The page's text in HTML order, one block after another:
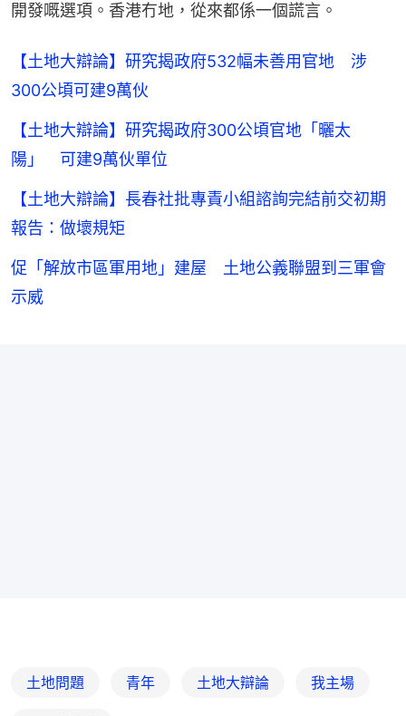
開發嘅選項。香港冇地，從來都係一個謊言。
【土地大辯論】研究揭政府532幅未善用官地 涉
300公頃可建9萬伙
【土地大辯論】研究揭政府300公頃官地「曬太
陽」 可建9萬伙單位
【土地大辯論】長春社批專責小組諮詢完結前交初期
報告：做壞規矩
促「解放市區軍用地」建屋 土地公義聯盟到三軍會
示威
土地問題 青年 土地大辯論 我主場